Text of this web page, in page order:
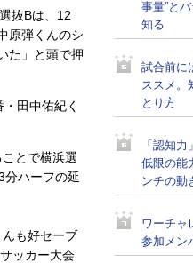
抜Bは、12
原弾くんのシ
た」と頭で押
田中佑紀く
とで横浜選
分ハーフの延
も好セーブ
ッカー大会
事量”と
知る
試合前に
ススメ。
とり方
「認知
低限の能
ンチの動
ワーチャ
参加メン